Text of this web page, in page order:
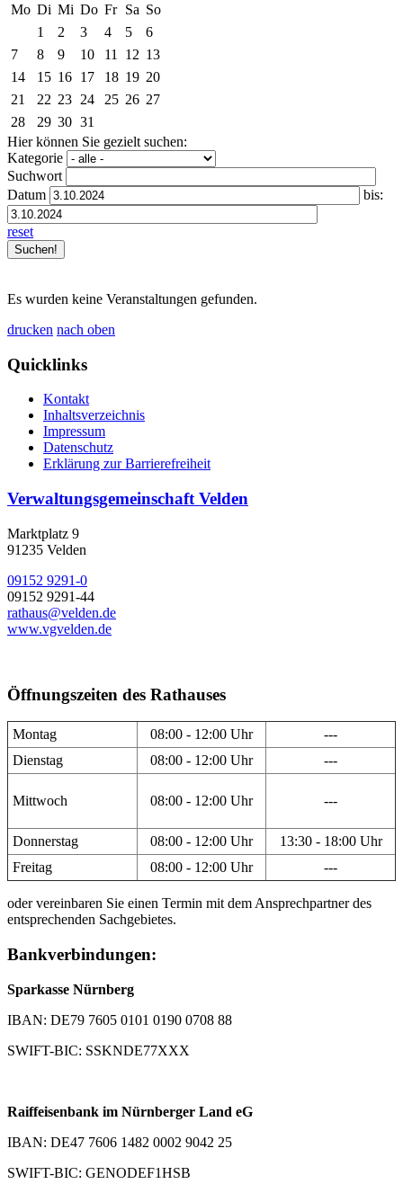
Mo Di Mi Do Fr Sa So
1
2 3 4 5
6
7
8 9 10 11 12 13
14
15 16 17 18 19 20
21
22 23 24 25 26 27
28
29 30 31
Hier können Sie gezielt suchen:
Kategorie
Suchwort
Datum
bis:
reset
Es wurden keine Veranstaltungen gefunden.
drucken nach oben
Quicklinks
Kontakt
Inhaltsverzeichnis
Impressum
Datenschutz
Erklärung zur Barrierefreiheit
Verwaltungsgemeinschaft Velden
Marktplatz 9
91235 Velden
09152 9291-0
09152 9291-44
rathaus@velden.de
www.vgvelden.de
Öffnungszeiten des Rathauses
Montag 08:00 - 12:00 Uhr
---
Dienstag
08:00 - 12:00 Uhr ---
Mittwoch 08:00 - 12:00 Uhr ---
Donnerstag 08:00 - 12:00 Uhr
13:30 - 18:00 Uhr
Freitag
08:00 - 12:00 Uhr ---
oder vereinbaren Sie einen Termin mit dem Ansprechpartner des
entsprechenden Sachgebietes.
Bankverbindungen:
Sparkasse Nürnberg
IBAN: DE79 7605 0101 0190 0708 88
SWIFT-BIC: SSKNDE77XXX
Raiffeisenbank im Nürnberger Land eG
IBAN: DE47 7606 1482 0002 9042 25
SWIFT-BIC: GENODEF1HSB